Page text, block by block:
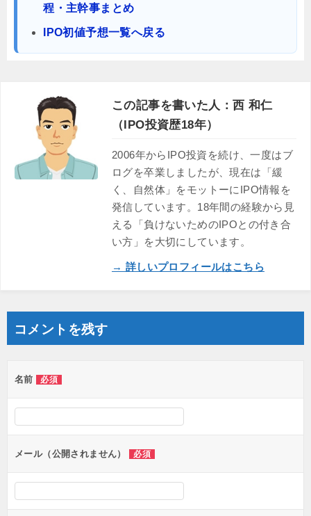
程・主幹事まとめ
IPO初値予想一覧へ戻る
この記事を書いた人：西 和仁
（IPO投資歴18年）
2006年からIPO投資を続け、一度はブ
ログを卒業しましたが、現在は「緩
く、自然体」をモットーにIPO情報を
発信しています。18年間の経験から見
える「負けないためのIPOとの付き合
い方」を大切にしています。
→ 詳しいプロフィールはこちら
コメントを残す
名前 必須
メール（公開されません） 必須